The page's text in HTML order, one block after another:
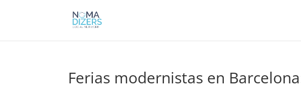
Ferias modernistas en